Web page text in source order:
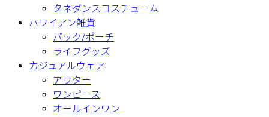
タネダンスコスチューム
ハワイアン雑貨
バック/ポーチ
ライフグッズ
カジュアルウェア
アウター
ワンピース
オールインワン